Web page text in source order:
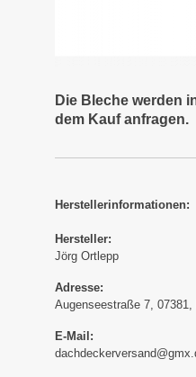
Die Bleche werden
dem Kauf anfragen.
Herstellerinformationen:
Hersteller:
Jörg Ortlepp
Adresse:
Augenseestraße 7,
E-Mail: